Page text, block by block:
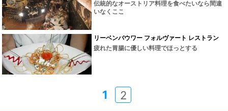
伝統的なオーストリア料理を食べたいなら間違
いなくここ
リーベンバウワー フォルヴァート レストラン
疲れた胃腸に優しい料理でほっとする
1 2